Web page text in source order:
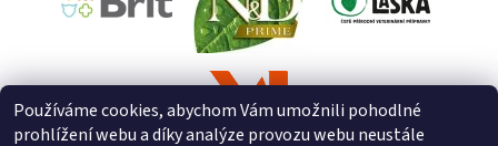
Používáme cookies, abychom Vám umožnili pohodlné
prohlížení webu a díky analýze provozu webu neustále